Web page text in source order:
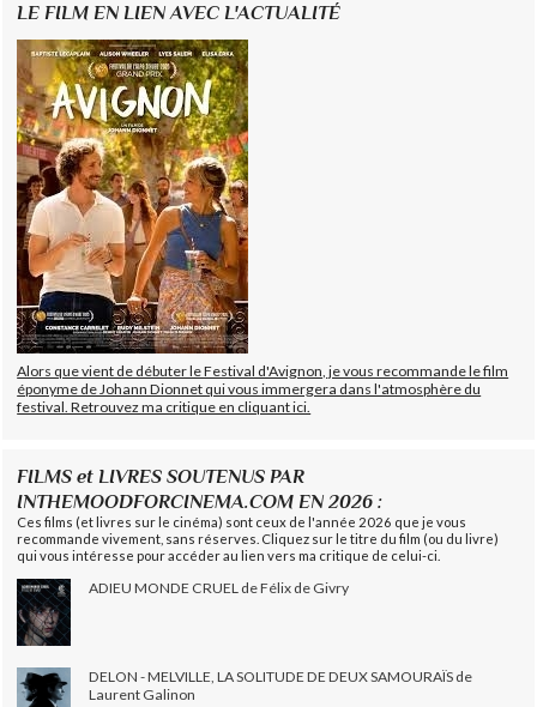
LE FILM EN LIEN AVEC L'ACTUALITÉ
Alors que vient de débuter le Festival d'Avignon, je vous recommande le film
éponyme de Johann Dionnet qui vous immergera dans l'atmosphère du
festival. Retrouvez ma critique en cliquant ici.
FILMS et LIVRES SOUTENUS PAR
INTHEMOODFORCINEMA.COM EN 2026 :
Ces films (et livres sur le cinéma) sont ceux de l'année 2026 que je vous
recommande vivement, sans réserves. Cliquez sur le titre du film (ou du livre)
qui vous intéresse pour accéder au lien vers ma critique de celui-ci.
ADIEU MONDE CRUEL de Félix de Givry
DELON - MELVILLE, LA SOLITUDE DE DEUX SAMOURAÏS de
Laurent Galinon